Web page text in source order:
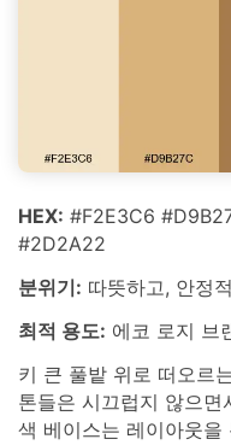
HEX: #F2E3C6
#2D2A22
분위기: 따뜻하고, 안정
최적 용도: 에코 로지 브
키 큰 풀밭 위로 떠오르
톤들은 시끄럽지 않으
색 베이스는 레이아웃